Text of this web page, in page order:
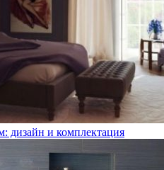
дизайн и комплектация